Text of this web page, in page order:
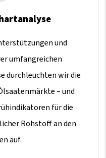
und
umfangreichen
durchleuchten wir die
– und
für die
Rohstoff an den
auf.